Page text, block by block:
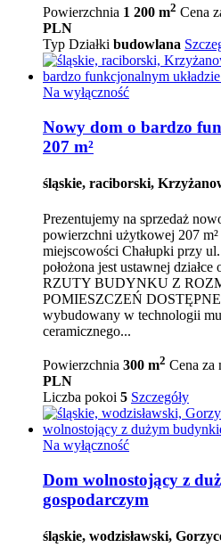
Powierzchnia 1 200 m2 Cena
PLN
Typ Działki budowlana
Na wyłączność
Nowy dom o bardzo
207 m²
śląskie, raciborski,
Prezentujemy na sprzedaż
powierzchni użytkowej 207
miejscowości Chałupki przy
położona jest ustawnej
RZUTY BUDYNKU Z
POMIESZCZEŃ
wybudowany w technologii
ceramicznego...
Powierzchnia 300 m2 Cena za
PLN
Liczba pokoi 5 Szczegóły
Na wyłączność
Dom wolnostojący z
gospodarczym
śląskie, wodzisławski,